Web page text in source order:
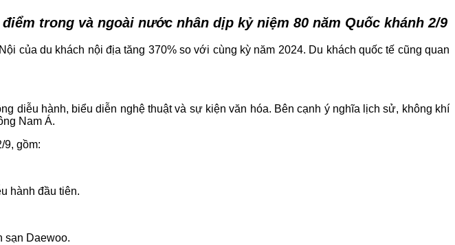
trong và ngoài nước nhân dịp kỷ niệm 80 năm Quốc khánh 2/9
của du khách nội địa tăng 370% so với cùng kỳ năm 2024. Du khách quốc tế cũng quan
diễu hành, biểu diễn nghệ thuật và sự kiện văn hóa. Bên cạnh ý nghĩa lịch sử, không khí
Nam Á.
9, gồm:
hành đầu tiên.
sạn Daewoo.